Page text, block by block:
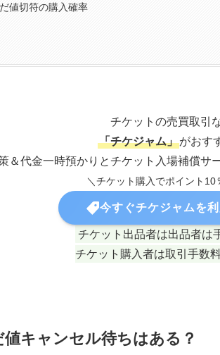
だ値切符の購入確率
チケットの売買取引
「チケジャム」がおす
＆代金一時預かりとチケット入場補償サ
＼チケット購入でポイント10
今すぐチケジャムを
チケット出品者は出品者は
チケット購入者は取引手数
キャンセル待ちはある？